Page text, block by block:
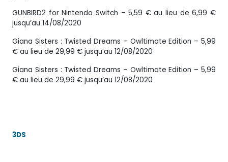
GUNBIRD2 for Nintendo Switch – 5,59 € au lieu de 6,99 €
jusqu’au 14/08/2020
Giana Sisters : Twisted Dreams – Owltimate Edition – 5,99
€ au lieu de 29,99 € jusqu’au 12/08/2020
Giana Sisters : Twisted Dreams – Owltimate Edition – 5,99
€ au lieu de 29,99 € jusqu’au 12/08/2020
3DS